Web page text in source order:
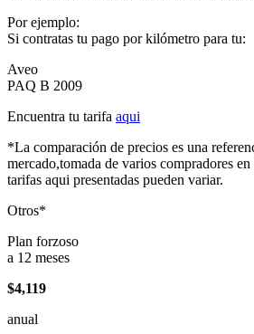
Por ejemplo:
Si contratas tu pago por kilómetro para tu:
Aveo
PAQ B 2009
Encuentra tu tarifa aqui
*La comparación de precios es una
mercado,tomada de varios compradores
tarifas aqui presentadas pueden variar.
Otros*
Plan forzoso
a 12 meses
$4,119
anual